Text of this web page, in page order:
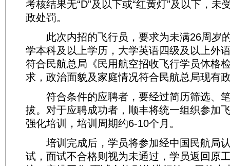
考核结果无“D”及以下或“红黄灯”及以下，未
政处罚。
此次内招的飞行员，要求为未满26周岁
学本科及以上学历，大学英语四级及以上外
符合民航总局《民用航空招收飞行学员体格
求，政治面貌及家庭情况符合民航总局现有
符合条件的应聘者，要经过简历筛选、
拔。对于应聘成功者，顺丰将统一组织参加
强化培训，培训周期约6-10个月。
培训完成后，学员将参加经中国民航局
试，面试不合格则视为未通过，学员返回原